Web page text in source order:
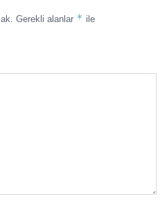
Gerekli alanlar * ile